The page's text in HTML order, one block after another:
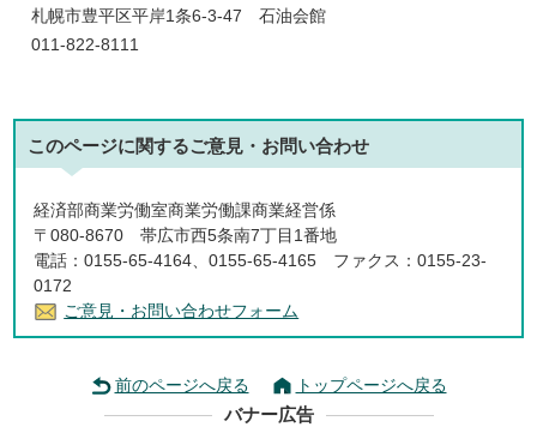
札幌市豊平区平岸1条6-3-47 石油会館
011-822-8111
このページに関するご意見・お問い合わせ
経済部商業労働室商業労働課商業経営係
〒080-8670 帯広市西5条南7丁目1番地
電話：0155-65-4164、0155-65-4165 ファクス：0155-23-
0172
ご意見・お問い合わせフォーム
前のページへ戻る トップページへ戻る
バナー広告